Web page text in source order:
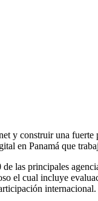
y construir una fuerte
en Panamá que
las principales
el cual incluye